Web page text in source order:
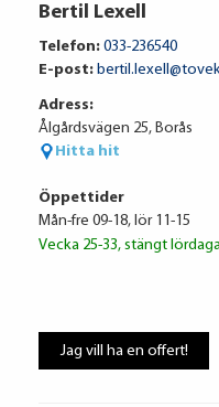
4 037 kr / mån
Ränta
Uppläggningsavgift
Om du inte
Bertil Lexell
Telefon: 033-236540
E-post:
Adress:
Ålgårdsvägen 25, Borås
Hitta hit
Öppettider
Mån-fre 09-18, lör 11-15
Vecka 25-33, stängt
Jag vill ha en offert!